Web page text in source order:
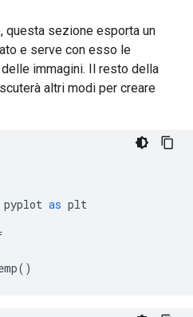
questa sezione esporta un
e serve con esso le
immagini. Il resto della
altri modi per creare
pyplot as plt
()